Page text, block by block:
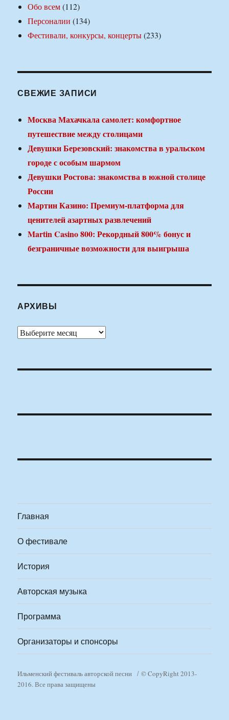
Обо всем(112)
Персоналии (134)
Фестивали, конкурсы, концерты(233)
СВЕЖИЕ ЗАПИСИ
Москва Махачкала самолет: комфортное
путешествие между столицами
Девушки Березовский: знакомства в уральском
городе с особым шармом
Девушки Ростова: знакомства в южной столице
России
Мартин Казино: Премиум-платформа для
ценителей азартных развлечений
Martin Casino 800: Рекордный 800% бонус и
безграничные возможности для выигрыша
АРХИВЫ
Архивы
Главная
О фестивале
История
Авторская музыка
Программа
Организаторы и спонсоры
Ильменский фестиваль авторской песни
© CopyRight 2013-
2016. Все права защищены